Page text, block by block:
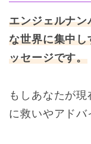
エンジェルナ
な世界に集中
ッセージです。
もしあなたが
に救いやアドバ